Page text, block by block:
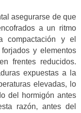
asegurarse de que
a un ritmo
compactación y el
y elementos
frentes reducidos.
expuestas a la
elevadas, lo
del hormigón antes
razón, antes del